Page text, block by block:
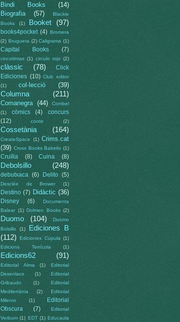
Bindi Books
(14)
Biografia
(57)
Blackie
Books
(1) Booket (97)
books4pocket (4) Bromera
(2) Bruguera (2) Caligrama (1)
Capital Books (7)
cincotintas (1) circulo rojo (2)
clàssic (78)
Click
Ediciones (10) Club editor
(1)
col·lecció (39)
Columna (211)
Comanegra (44)
Combel
(1)
còmics (4)
concurs
(12)
conte (2)
Cossetània (164)
CreateSpace (1) Crims.cat
(39) Cross Books Babelio (1)
Cruïlla (8) Cuina (8)
Debolsillo (248)
debutxaca (6) Delito (5)
Desclée de Brower (1)
Destino (7) Didàctic (36)
Disney (6)
Documenta
Balear (1) Dolmen Books (2)
Duomo (104)
Duomo
Bolsillo
(1)
Ediciones B
(112)
Ediciones Cúpula (1)
Edicions Terrícola
(1)
Edicions62 (91)
Editorial Alma (1)
Editorial
Desenlace
(1)
Editorial
Gribaudo
(1)
Editorial
Mediterrània
(2)
Editorial
Milenio
(1)
Editorial
Obscura
(7)
Editorial
Verbum (1) EDT (1) Educaula